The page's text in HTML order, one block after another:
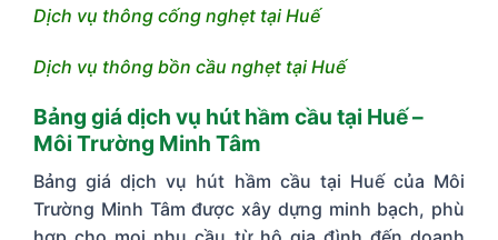
Dịch vụ thông cống nghẹt tại Huế
Dịch vụ thông bồn cầu nghẹt tại Huế
Bảng giá dịch vụ hút hầm cầu tại Huế –
Môi Trường Minh Tâm
Bảng giá dịch vụ hút hầm cầu tại Huế của Môi
Trường Minh Tâm được xây dựng minh bạch, phù